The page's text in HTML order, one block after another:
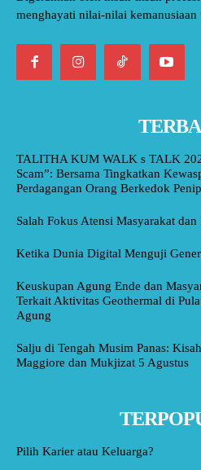
menghayati nilai-nilai kemanusiaan
TALITHA KUM WALK s TALK
Scam”: Bersama Tingkatkan
Perdagangan Orang Berkedok
Salah Fokus Atensi Masyarakat dan
Ketika Dunia Digital Menguji
Keuskupan Agung Ende dan
Terkait Aktivitas Geothermal di
Agung
Salju di Tengah Musim Panas:
Maggiore dan Mukjizat 5 Agustus
Pilih Karier atau Keluarga?